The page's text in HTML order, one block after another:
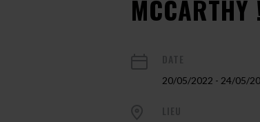
MCCARTHY
20/05/2022 - 24/05/